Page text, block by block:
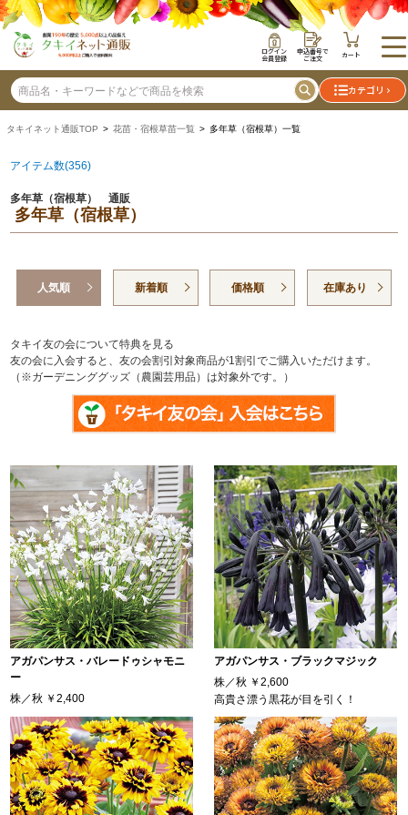
ログイン
会員登録
申込番号で
ご注文 カート
カテゴリ
タキイネット通販TOP > 花苗・宿根草苗一覧 > 多年草（宿根草）一覧
アイテム数(356)
多年草（宿根草） 通販
多年草（宿根草）
人気順 新着順 価格順 在庫あり
タキイ友の会について特典を見る
友の会に入会すると、友の会割引対象商品が1割引でご購入いただけます。
（※ガーデニンググッズ（農園芸用品）は対象外です。）
アガパンサス・バレードゥシャモニ
ー
株／秋 ￥2,400
アガパンサス・ブラックマジック
株／秋 ￥2,600
高貴さ漂う黒花が目を引く！